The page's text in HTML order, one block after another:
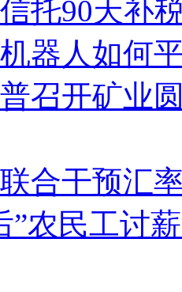
托90天补
器人如何
召开矿业
合干预汇
”农民工讨